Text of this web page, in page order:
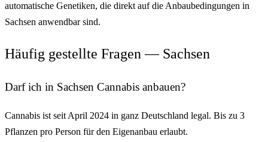
automatische Genetiken, die direkt auf die Anbaubedingungen in
Sachsen anwendbar sind.
Häufig gestellte Fragen — Sachsen
Darf ich in Sachsen Cannabis anbauen?
Cannabis ist seit April 2024 in ganz Deutschland legal. Bis zu 3
Pflanzen pro Person für den Eigenanbau erlaubt.